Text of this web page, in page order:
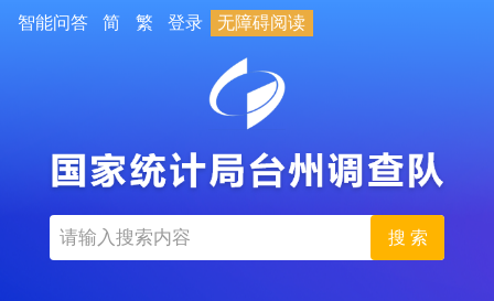
智能问答 简 繁 登录 无障碍阅读
搜 索